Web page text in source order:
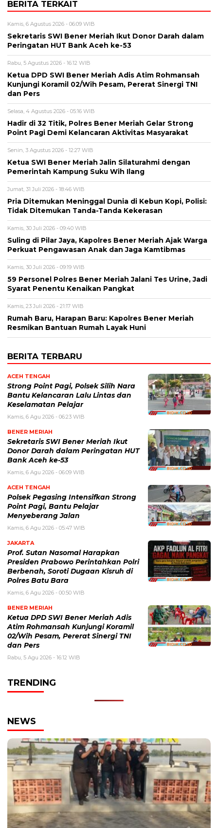
BERITA TERKAIT
Kamis, 6 Agustus 2026 - 06:09 WIB
Sekretaris SWI Bener Meriah Ikut Donor Darah dalam
Peringatan HUT Bank Aceh ke-53
Rabu, 5 Agustus 2026 - 16:12 WIB
Ketua DPD SWI Bener Meriah Adis Atim Rohmansah
Kunjungi Koramil 02/Wih Pesam, Pererat Sinergi TNI
dan Pers
Selasa, 4 Agustus 2026 - 05:16 WIB
Hadir di 32 Titik, Polres Bener Meriah Gelar Strong
Point Pagi Demi Kelancaran Aktivitas Masyarakat
Senin, 3 Agustus 2026 - 12:27 WIB
Ketua SWI Bener Meriah Jalin Silaturahmi dengan
Pemerintah Kampung Suku Wih Ilang
Jumat, 31 Juli 2026 - 18:46 WIB
Pria Ditemukan Meninggal Dunia di Kebun Kopi, Polisi:
Tidak Ditemukan Tanda-Tanda Kekerasan
Kamis, 30 Juli 2026 - 09:40 WIB
Suling di Pilar Jaya, Kapolres Bener Meriah Ajak Warga
Perkuat Pengawasan Anak dan Jaga Kamtibmas
Kamis, 30 Juli 2026 - 09:19 WIB
59 Personel Polres Bener Meriah Jalani Tes Urine, Jadi
Syarat Penentu Kenaikan Pangkat
Kamis, 23 Juli 2026 - 21:17 WIB
Rumah Baru, Harapan Baru: Kapolres Bener Meriah
Resmikan Bantuan Rumah Layak Huni
BERITA TERBARU
ACEH TENGAH
Strong Point Pagi, Polsek Silih Nara
Bantu Kelancaran Lalu Lintas dan
Keselamatan Pelajar
Kamis, 6 Agu 2026 - 06:23 WIB
BENER MERIAH
Sekretaris SWI Bener Meriah Ikut
Donor Darah dalam Peringatan HUT
Bank Aceh ke-53
Kamis, 6 Agu 2026 - 06:09 WIB
ACEH TENGAH
Polsek Pegasing Intensifkan Strong
Point Pagi, Bantu Pelajar
Menyeberang Jalan
Kamis, 6 Agu 2026 - 05:47 WIB
JAKARTA
Prof. Sutan Nasomal Harapkan
Presiden Prabowo Perintahkan Polri
Berbenah, Soroti Dugaan Kisruh di
Polres Batu Bara
Kamis, 6 Agu 2026 - 00:50 WIB
BENER MERIAH
Ketua DPD SWI Bener Meriah Adis
Atim Rohmansah Kunjungi Koramil
02/Wih Pesam, Pererat Sinergi TNI
dan Pers
Rabu, 5 Agu 2026 - 16:12 WIB
TRENDING
NEWS